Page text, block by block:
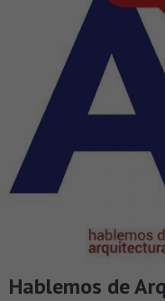
Hablemos de